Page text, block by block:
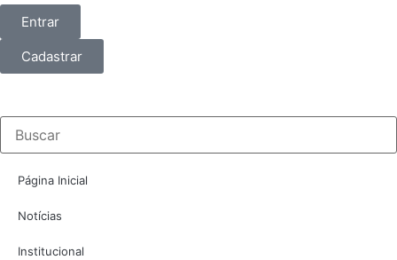
Entrar
Cadastrar
Página Inicial
Notícias
Institucional